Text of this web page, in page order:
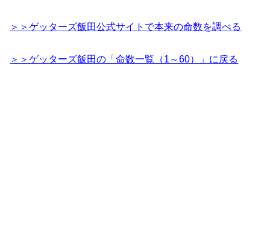
＞＞ゲッターズ飯田公式サイトで本来の命数を調べる
＞＞ゲッターズ飯田の「命数一覧（1～60）」に戻る